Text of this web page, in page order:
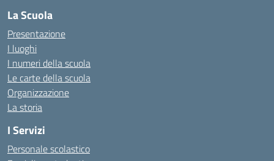
La Scuola
Presentazione
I luoghi
I numeri della scuola
Le carte della scuola
Organizzazione
La storia
I Servizi
Personale scolastico